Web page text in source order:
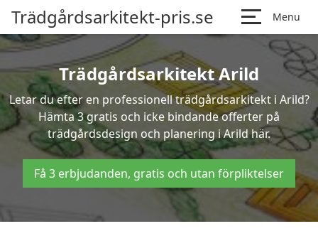
Trädgårdsarkitekt-pris.se Menu
Trädgårdsarkitekt Arild
Letar du efter en professionell trädgårdsarkitekt i Arild?
Hämta 3 gratis och icke bindande offerter på
trädgårdsdesign och planering i Arild här.
Få 3 erbjudanden, gratis och utan förpliktelser